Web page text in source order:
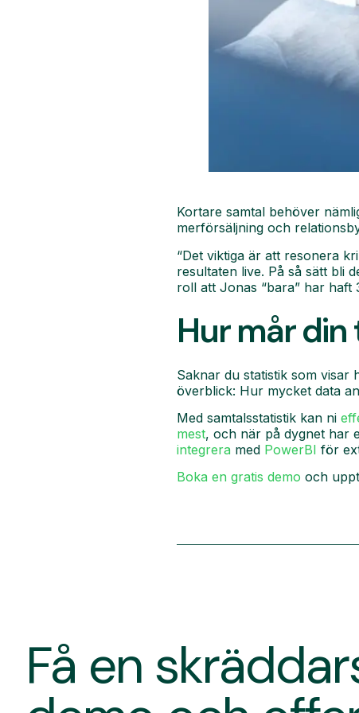
Kortare samtal behöver
merförsäljning och
“Det viktiga är att resonera
resultaten live. På så sätt bli
roll att Jonas “bara” har haft
Hur mår
Saknar du statistik som visar
överblick: Hur mycket data
Med samtalsstatistik kan ni
mest, och när på dygnet har
integrera med PowerBI för
Boka en gratis demo och
Få en